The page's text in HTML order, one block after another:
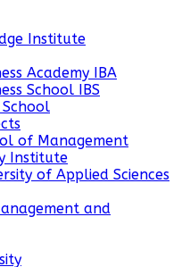
Institute
Academy IBA
School IBS
of Management
Institute
of Applied Sciences
and